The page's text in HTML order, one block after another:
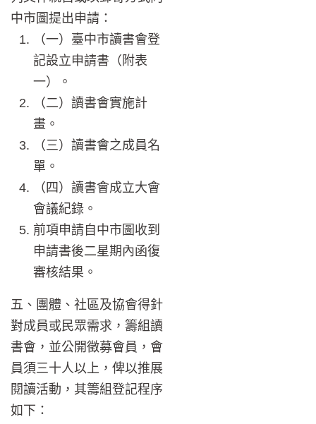
中市圖提出申請：
（一）臺中市讀書會登
記設立申請書（附表
一）。
（二）讀書會實施計
畫。
（三）讀書會之成員名
單。
（四）讀書會成立大會
會議紀錄。
前項申請自中市圖收到
申請書後二星期內函復
審核結果。
五、團體、社區及協會得針
對成員或民眾需求，籌組讀
書會，並公開徵募會員，會
員須三十人以上，俾以推展
閱讀活動，其籌組登記程序
如下：